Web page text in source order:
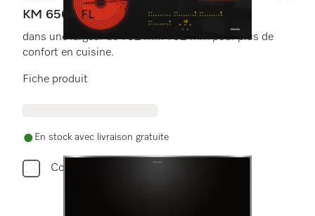
KM 6564 FL
dans une largeur de 792 mm 792 mm pour plus de
confort en cuisine.
Fiche produit
En stock avec livraison gratuite
Comparer